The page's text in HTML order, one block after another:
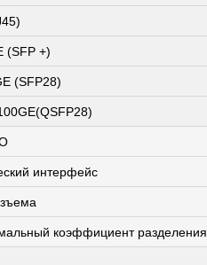
)
(SFP +)
(SFP28)
интерфейс
коэффициент разделения